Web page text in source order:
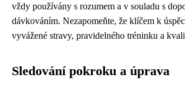
vždy používány s rozumem a v souladu s
dávkováním. Nezapomeňte, že klíčem k
vyvážené stravy, pravidelného tréninku a
Sledování pokroku a úprava